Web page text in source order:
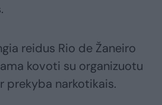
reidus Rio de Žaneiro
kovoti su organizuotu
prekyba narkotikais.